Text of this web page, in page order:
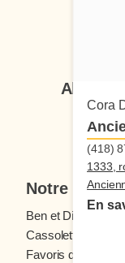
Cora
(418)
1333,
En
Notre menu
Ben et Dictine
Cassolettes
Favoris des ados